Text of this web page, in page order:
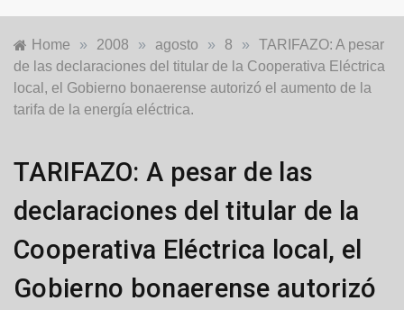
Home » 2008 » agosto » 8 »
TARIFAZO: A pesar
de las declaraciones del titular de la Cooperativa Eléctrica
local, el Gobierno bonaerense autorizó el aumento de la
tarifa de la energía eléctrica.
Locales
TARIFAZO: A pesar de las
declaraciones del titular de la
Cooperativa Eléctrica local, el
Gobierno bonaerense autorizó